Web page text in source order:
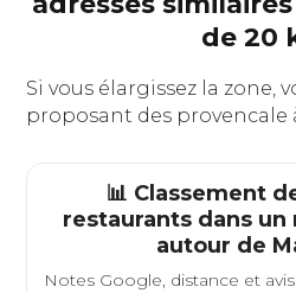
de 20
Si vous élargissez la zone,
proposant des provencale
📊 Classement
restaurants dans un
autour de
Notes Google, distance et